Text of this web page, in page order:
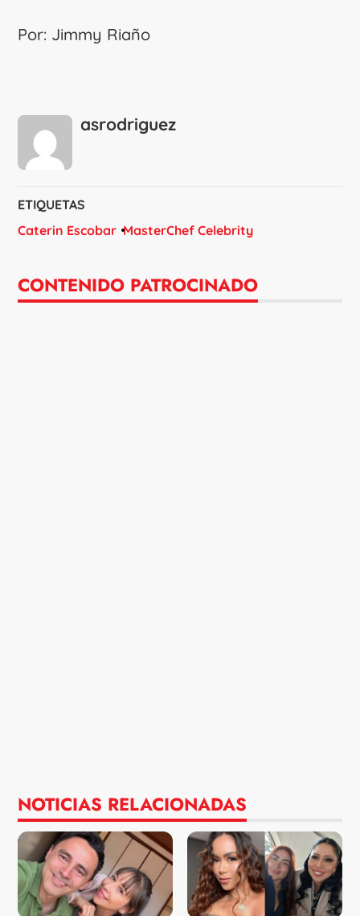
Por: Jimmy Riaño
asrodriguez
ETIQUETAS
Caterin Escobar MasterChef Celebrity
CONTENIDO PATROCINADO
NOTICIAS RELACIONADAS